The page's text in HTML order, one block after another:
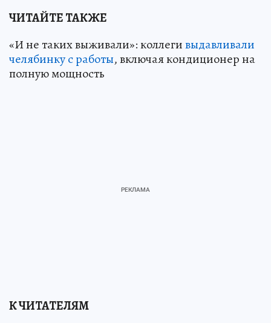
ЧИТАЙТЕ ТАКЖЕ
«И не таких выживали»: коллегивыдавливали
челябинку с работы, включая кондиционер на
полную мощность
К ЧИТАТЕЛЯМ